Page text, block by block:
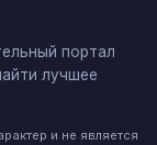
портал
лучшее
и не является